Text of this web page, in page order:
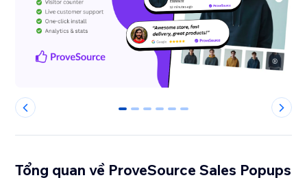
0 1 2 3 4 5
Tổng quan về ProveSource Sales Popups